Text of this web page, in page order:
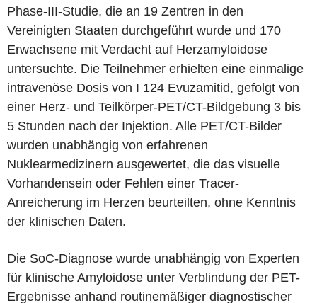
Phase-III-Studie, die an 19 Zentren in den
Vereinigten Staaten durchgeführt wurde und 170
Erwachsene mit Verdacht auf Herzamyloidose
untersuchte. Die Teilnehmer erhielten eine einmalige
intravenöse Dosis von I 124 Evuzamitid, gefolgt von
einer Herz- und Teilkörper-PET/CT-Bildgebung 3 bis
5 Stunden nach der Injektion. Alle PET/CT-Bilder
wurden unabhängig von erfahrenen
Nuklearmedizinern ausgewertet, die das visuelle
Vorhandensein oder Fehlen einer Tracer-
Anreicherung im Herzen beurteilten, ohne Kenntnis
der klinischen Daten.
Die SoC-Diagnose wurde unabhängig von Experten
für klinische Amyloidose unter Verblindung der PET-
Ergebnisse anhand routinemäßiger diagnostischer